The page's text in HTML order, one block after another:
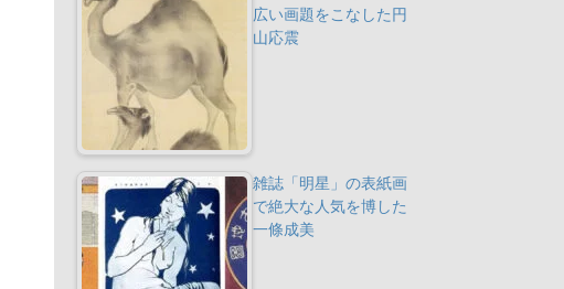
広い画題をこなした円
山応震
雑誌「明星」の表紙画
で絶大な人気を博した
一條成美